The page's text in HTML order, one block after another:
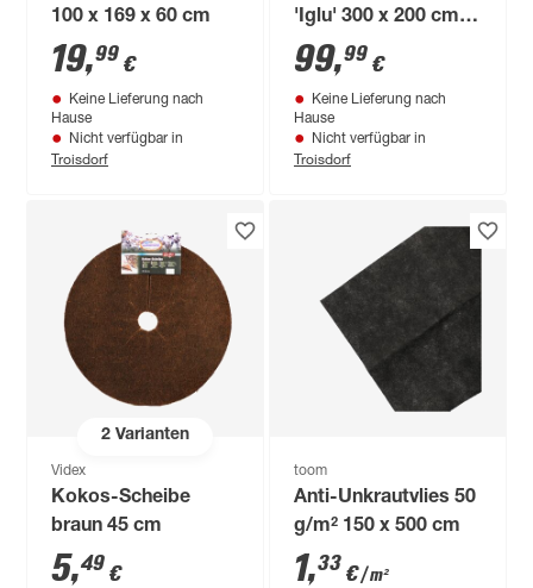
100 x 169 x 60 cm
19,99 €
Keine Lieferung nach
Hause
Nicht verfügbar in
Troisdorf
'Iglu' 300 x 200 cm
grün
99,99 €
Keine Lieferung nach
Hause
Nicht verfügbar in
Troisdorf
2Varianten
Videx
Kokos-Scheibe
braun 45 cm
5,49 €
toom
Anti-Unkrautvlies 50
g/m² 150 x 500 cm
1,33 €/ m²